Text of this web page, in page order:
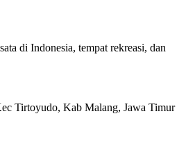
di Indonesia, tempat rekreasi, dan
Tirtoyudo, Kab Malang, Jawa Timur